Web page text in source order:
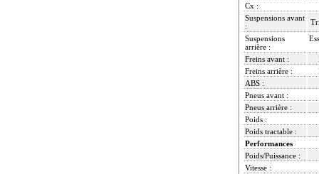
Cx :
Suspensions avant
:
Suspensions
arrière :
Freins avant :
Freins arrière :
ABS :
Pneus avant :
Pneus arrière :
Poids :
Poids tractable :
Performances
Poids/Puissance :
Vitesse :